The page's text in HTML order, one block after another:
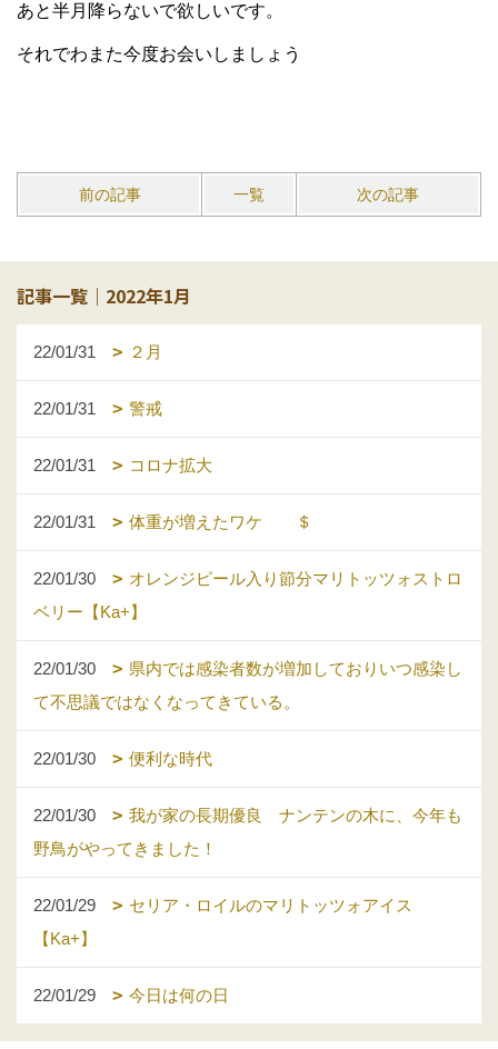
あと半月降らないで欲しいです。
それでわまた今度お会いしましょう
前の記事 一覧 次の記事
記事一覧｜2022年1月
22/01/31 ２月
22/01/31 警戒
22/01/31 コロナ拡大
22/01/31 体重が増えたワケ ＄
22/01/30
オレンジピール入り節分マリトッツォストロ
ベリー【Ka+】
22/01/30
県内では感染者数が増加しておりいつ感染し
て不思議ではなくなってきている。
22/01/30 便利な時代
22/01/30
我が家の長期優良 ナンテンの木に、今年も
野鳥がやってきました！
22/01/29
セリア・ロイルのマリトッツォアイス
【Ka+】
22/01/29 今日は何の日